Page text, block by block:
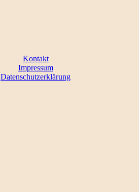
Kontakt
Impressum
Datenschutzerklärung